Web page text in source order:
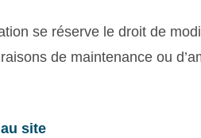
se réserve le droit de
de maintenance ou
site